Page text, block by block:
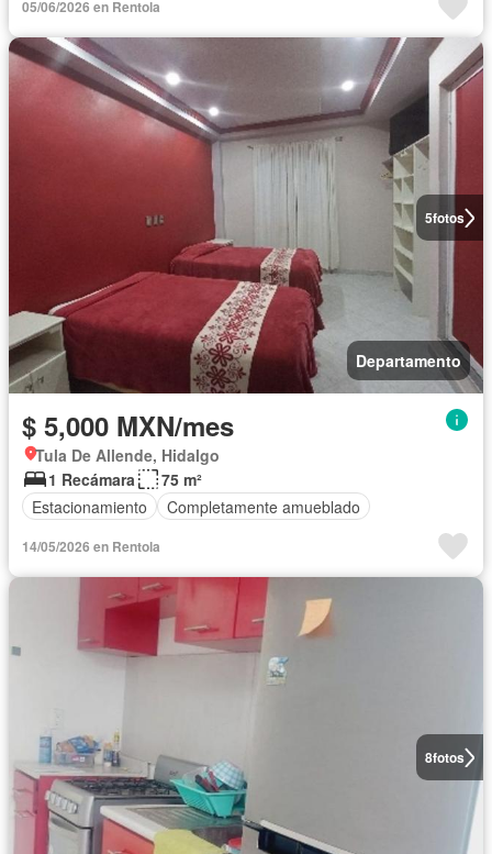
05/06/2026 en Rentola
5fotos
Departamento
$ 5,000 MXN/mes
Tula De Allende, Hidalgo
1 Recámara
75 m²
Estacionamiento
Completamente amueblado
14/05/2026 en Rentola
8fotos